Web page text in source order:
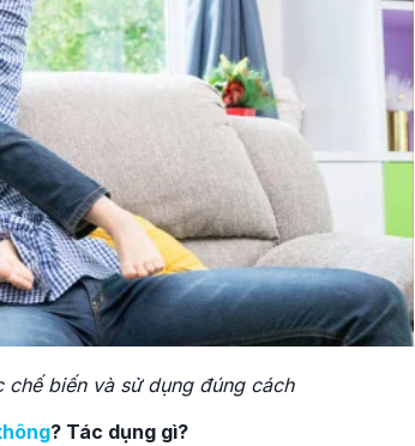
biến và sử dụng đúng cách
? Tác dụng gì?